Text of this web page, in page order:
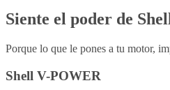
Siente el poder de
Porque lo que le pones a tu motor,
Shell V-POWER